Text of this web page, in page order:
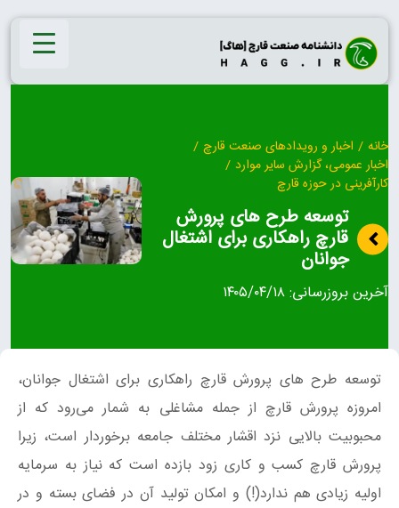
Skip
content
خانه / اخبار و رویدادهای صنعت قارچ /
اخبار عمومی، گزارش سایر موارد /
کارآفرینی در حوزه قارچ
توسعه طرح های پرورش
قارچ راهکاری برای اشتغال
جوانان
آخرین بروزرسانی:۱۴۰۵/۰۴/۱۸
توسعه طرح های پرورش قارچ راهکاری برای اشتغال جوانان،
امروزه پرورش قارچ از جمله مشاغلی به شمار می‌رود که از
محبوبیت بالایی نزد اقشار مختلف جامعه برخوردار است، زیرا
پرورش قارچ کسب و کاری زود بازده است که نیاز به سرمایه
اولیه زیادی هم ندارد(!) و امکان تولید آن در فضای بسته و در